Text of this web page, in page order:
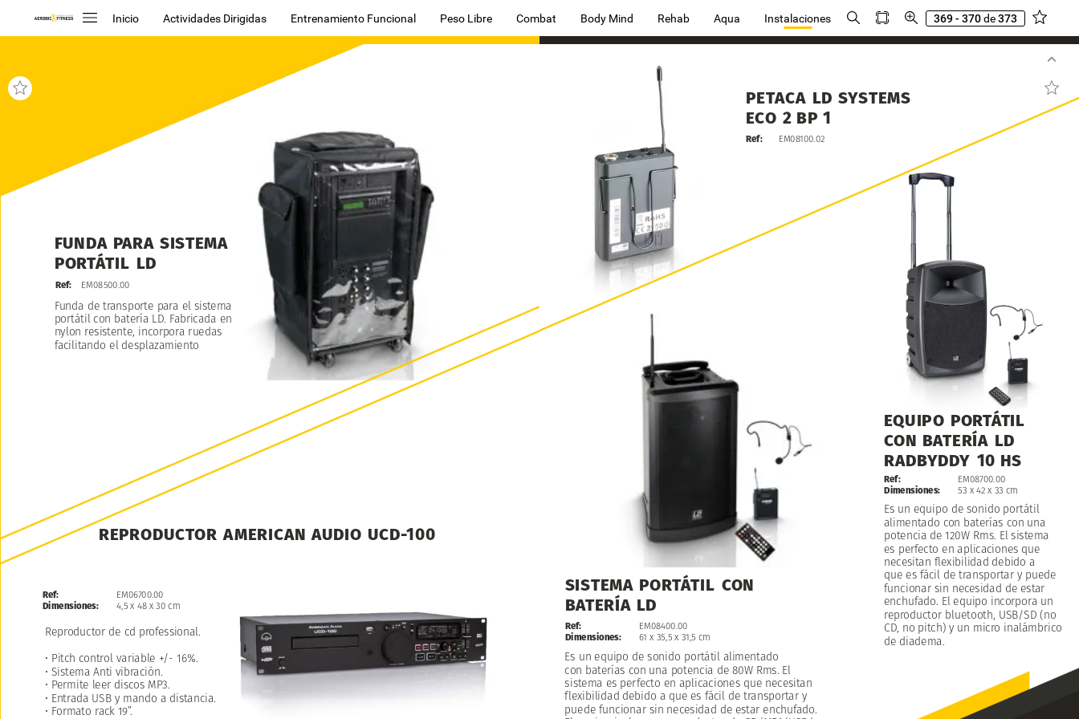
Inicio Actividades Dirigidas Entrenamiento Funcional Peso Libre Combat Body Mind Rehab Aqua Instalaciones 369 - 370de373
Reproductor de cd professional.
• Pitch control variable +/- 16%.
• Sistema Anti vibración.
• Permite leer discos MP3.
• Entrada USB y mando a distancia.
• Formato rack 19”.
REPRODUCTOR AMERICAN AUDIO UCD-100
Ref:
Dimensiones:
EM06700.00
4,5 x 48 x 30 cm
Funda de transporte para el sistema
portátil con batería LD. Fabricada en
nylon resistente, incorpora ruedas
facilitando el desplazamiento
FUNDA PARA SISTEMA
PORTÁTIL LD
Ref: EM08500.00
PETACA LD SYSTEMS
ECO 2 BP 1
Ref: EM08100.02
Es un equipo de sonido portátil alimentado
con baterías con una potencia de 80W Rms. El
sistema es perfecto en aplicaciones que necesitan
flexibilidad debido a que es fácil de transportar y
puede funcionar sin necesidad de estar enchufado.
SISTEMA PORTÁTIL CON
BATERÍA LD
Ref:
Dimensiones:
EM08400.00
61 x 35,5 x 31,5 cm
Es un equipo de sonido portátil
alimentado con baterías con una
potencia de 120W Rms. El sistema
es perfecto en aplicaciones que
necesitan flexibilidad debido a
que es fácil de transportar y puede
funcionar sin necesidad de estar
enchufado. El equipo incorpora un
reproductor bluetooth, USB/SD (no
CD, no pitch) y un micro inalámbrico
de diadema.
EQUIPO PORTÁTIL
CON BATERÍA LD
RADBYDDY 10 HS
Ref:
Dimensiones:
EM08700.00
53 x 42 x 33 cm